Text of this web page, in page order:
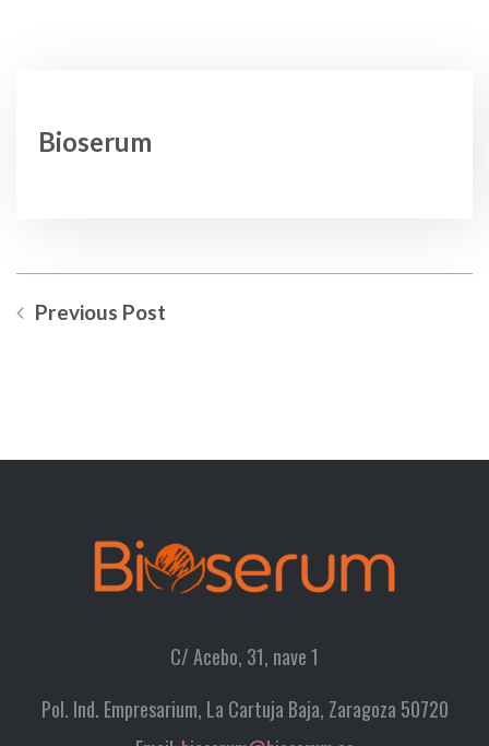
Bioserum
Previous Post
C/ Acebo, 31, nave 1
Pol. Ind. Empresarium, La Cartuja Baja, Zaragoza 50720